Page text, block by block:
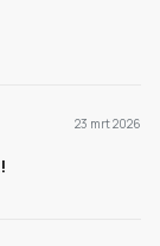
23 mrt 2026